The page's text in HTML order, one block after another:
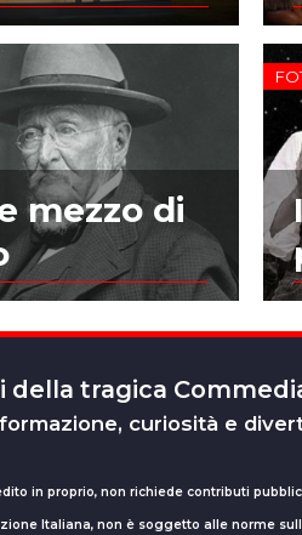
mezzo di
della tragica
curiosità e
in proprio, non richiede contributi
Italiana, non è soggetto alle norme